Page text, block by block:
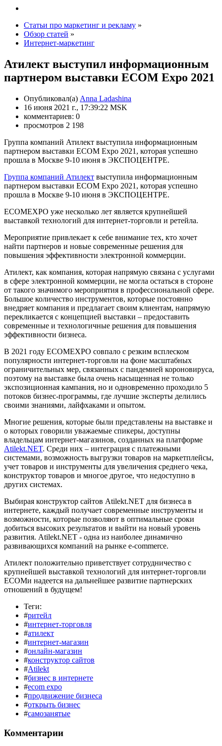
Статьи про маркетинг и рекламу »
Обзор статей »
Интернет-маркетинг
Атилект выступил информационным
партнером выставки ECOM Expo 2021
Опубликовал(а) Anna Ladashina
16 июня 2021 г., 17:39:22 MSK
комментариев: 0
просмотров 2 198
Группа компаний Атилект выступила информационным
партнером выставки ECOM Expo 2021, которая успешно
прошла в Москве 9-10 июня в ЭКСПОЦЕНТРЕ.
Группа компаний Атилект выступила информационным
партнером выставки ECOM Expo 2021, которая успешно
прошла в Москве 9-10 июня в ЭКСПОЦЕНТРЕ.
ECOMEXPO уже несколько лет является крупнейшей
выставкой технологий для интернет-торговли и ретейла.
Мероприятие привлекает к себе внимание тех, кто хочет
найти партнеров и новые современные решения для
повышения эффективности электронной коммерции.
Атилект, как компания, которая напрямую связана с услугами
в сфере электронной коммерции, не могла остаться в стороне
от такого значимого мероприятия в профессиональной сфере.
Большое количество инструментов, которые постоянно
внедряет компания и предлагает своим клиентам, напрямую
перекликается с концепцией выставки – предоставить
современные и технологичные решения для повышения
эффективности бизнеса.
В 2021 году ECOMEXPO совпало с резким всплеском
популярности интернет-торговли на фоне масштабных
ограничительных мер, связанных с пандемией короновируса,
поэтому на выставке была очень насыщенная не только
экспозиционная кампания, но и одновременно проходило 5
потоков бизнес-программы, где лучшие эксперты делились
своими знаниями, лайфхаками и опытом.
Многие решения, которые были представлены на выставке и
о которых говорили уважаемые спикеры, доступны
владельцам интернет-магазинов, созданных на платформе
Atilekt.NET. Среди них – интеграция с платежными
системами, возможность выгрузки товаров на маркетплейсы,
учет товаров и инструменты для увеличения среднего чека,
конструктор товаров и многое другое, что недоступно в
других системах.
Выбирая конструктор сайтов Atilekt.NET для бизнеса в
интернете, каждый получает современные инструменты и
возможности, которые позволяют в оптимальные сроки
добиться высоких результатов и выйти на новый уровень
развития. Atilekt.NET - одна из наиболее динамично
развивающихся компаний на рынке e-commerce.
Атилект положительно приветствует сотрудничество с
крупнейшей выставкой технологий для интернет-торговли
ECOMи надеется на дальнейшее развитие партнерских
отношений в будущем!
Теги:
#ритейл
#интернет-торговля
#атилект
#интернет-магазин
#онлайн-магазин
#конструктор сайтов
#Atilekt
#бизнес в интернете
#ecom expo
#продвижение бизнеса
#открыть бизнес
#самозанятые
Комментарии